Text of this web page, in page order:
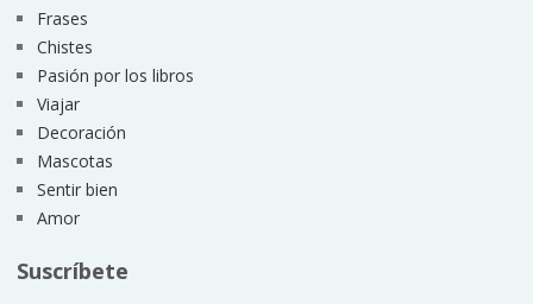
Frases
Chistes
Pasión por los libros
Viajar
Decoración
Mascotas
Sentir bien
Amor
Suscríbete